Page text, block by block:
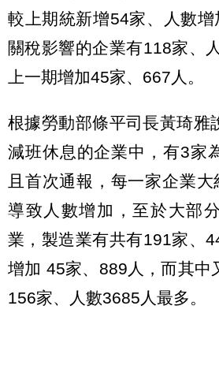
較上期統新增54家、人數
關稅影響的企業有118家、
上一期增加45家、667人。
根據勞動部條平司長黃琦雅
減班休息的企業中，有3家
且首次通報，每一家企業
導致人數增加，至於大部
業，製造業有共有191家、
增加 45家、889人，而其中
156家、人數3685人最多。